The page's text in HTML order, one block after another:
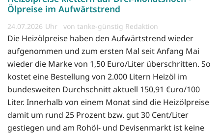
Ölpreise im Aufwärtstrend
24.07.2026 von tanke-günstig Redaktion
Die Heizölpreise haben den Aufwärtstrend wieder
aufgenommen und zum ersten Mal seit Anfang Mai
wieder die Marke von 1,50 Euro/Liter überschritten. So
kostet eine Bestellung von 2.000 Litern Heizöl im
bundesweiten Durchschnitt aktuell 150,91 €uro/100
Liter. Innerhalb von einem Monat sind die Heizölpreise
damit um rund 25 Prozent bzw. gut 30 Cent/Liter
gestiegen und am Rohöl- und Devisenmarkt ist keine